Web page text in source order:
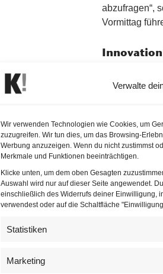
Verwalte
Wir verwenden Technologien wie Cookies, um
zuzugreifen. Wir tun dies, um das Browsing-
Werbung anzuzeigen. Wenn du nicht zustimmst
Merkmale und Funktionen beeinträchtigen.
Klicke unten, um dem oben Gesagten
Auswahl wird nur auf dieser Seite angewendet.
einschließlich des Widerrufs deiner Einwilligung,
verwendest oder auf die Schaltfläche
Statistiken
Marketing
abzufragen“,
Vormittag
“Ich freue
Leonore
entwickeltes
Österreich“,
mit vielen
“Bei Sanofi
auf
fördern und
der nun
wieder eine